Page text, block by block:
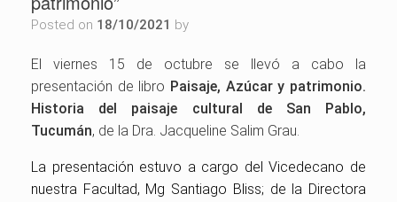
Posted on 18/10/2021 by
El viernes 15 de octubre se llevó a cabo la
presentación de libro Paisaje, Azúcar y patrimonio.
Historia del paisaje cultural de San Pablo,
Tucumán, de la Dra. Jacqueline Salim Grau.
La presentación estuvo a cargo del Vicedecano de
nuestra Facultad, Mg Santiago Bliss; de la Directora